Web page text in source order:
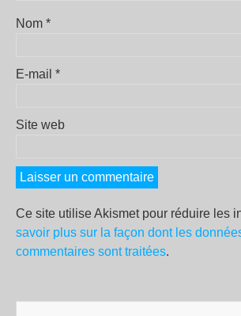
Nom *
E-mail *
Site web
Ce site utilise Akismet pour réduire les
savoir plus sur la façon dont les
commentaires sont traitées.